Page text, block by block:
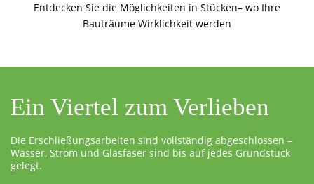
Entdecken Sie die Möglichkeiten in Stücken– wo Ihre
Bauträume Wirklichkeit werden
Ein Viertel zum Verlieben
Die Erschließungsarbeiten sind vollständig abgeschlossen –
Wasser, Strom und Glasfaser sind bis auf jedes Grundstück
gelegt.